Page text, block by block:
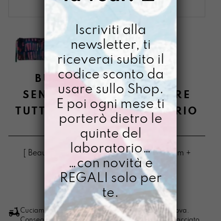
BUSTONY MA GRANDE
SENTITI LIBERA DI ESSERE
TUTTO E IL SUO CONTRARIO
€ 64,00
[ Beauty grande Beauty: 25,5 X 19,5 x 1,5cm +
soffietto ] [ Beauty grande ]
bustony
ma
LO VOGLIO
Cuciamo ogni ordine nel nostro laboratorio di Padova.
Iscriviti alla
newsletter, ti
riceverai subito il
codice sconto da
usare sullo Shop.
E poi ogni mese ti
porterò dietro le
quinte del
laboratorio…
…con novità e
REGALI solo per
te.